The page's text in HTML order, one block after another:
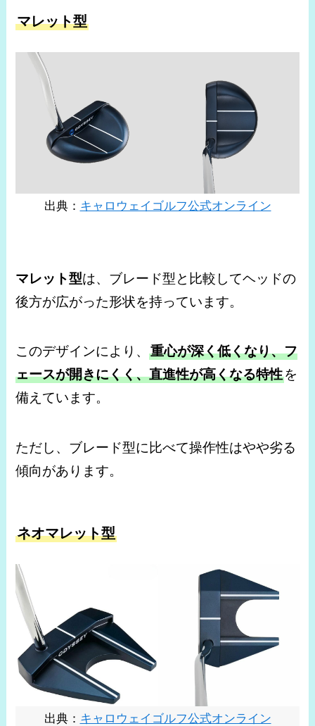
マレット型
出典： キャロウェイゴルフ公式オンライン
マレット型は、ブレード型と比較してヘッドの
後方が広がった形状を持っています。
このデザインにより、重心が深く低くなり、フ
ェースが開きにくく、直進性が高くなる特性を
備えています。
ただし、ブレード型に比べて操作性はやや劣る
傾向があります。
ネオマレット型
出典： キャロウェイゴルフ公式オンライン